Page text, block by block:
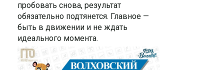
пробовать снова, результат
обязательно подтянется. Главное —
быть в движении и не ждать
идеального момента.